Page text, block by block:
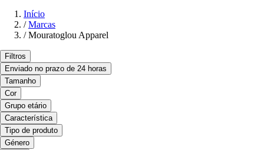
Início
/ Marcas
/ Mouratoglou Apparel
Filtros
Enviado no prazo de 24 horas
Tamanho
Cor
Grupo etário
Característica
Tipo de produto
Género